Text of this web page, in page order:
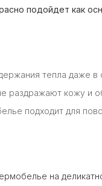
подойдет как
тепла даже
раздражают кожу и
подходит для
на